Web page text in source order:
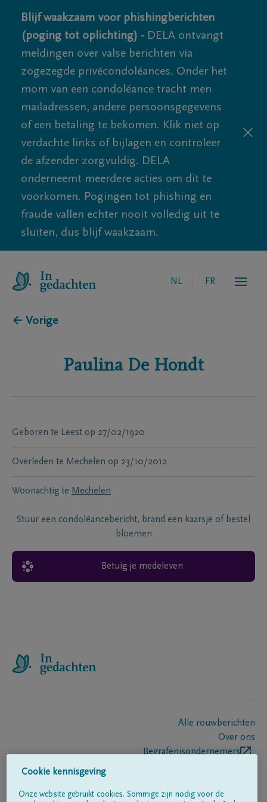
Blijf waakzaam voor phishingberichten
(poging tot oplichting) - DELA ontvangt
meldingen over valse berichten via
zogezegde privécondoléances. Onder het
mom van een condoléance tracht men
mailadressen, andere persoonsgegevens
of een betaling te bekomen. Klik niet op
verdachte links of bijlagen en controleer
de afzender zorgvuldig. DELA
onderneemt meerdere acties om dit te
voorkomen. Pogingen tot phishing en
fraude vallen echter nooit volledig uit te
sluiten, dus blijf waakzaam.
NL FR
← Vorige
Paulina De Hondt
Geboren te Leest op 27/02/1920
Overleden te Mechelen op 23/10/2012
Woonachtig te Mechelen
Stuur een condoléancebericht, brand een kaarsje of bestel
bloemen
Betuig je medeleven
Alle rouwberichten
Over ons
Begrafenisondernemers
Cookie kennisgeving
Onze website gebruikt cookies. Sommige zijn nodig voor de